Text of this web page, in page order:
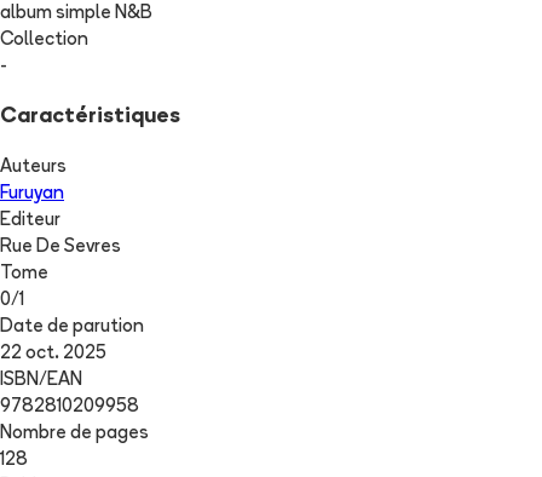
album simple N&B
Collection
-
Caractéristiques
Auteurs
Furuyan
Editeur
Rue De Sevres
Tome
0/1
Date de parution
22 oct. 2025
ISBN/EAN
9782810209958
Nombre de pages
128